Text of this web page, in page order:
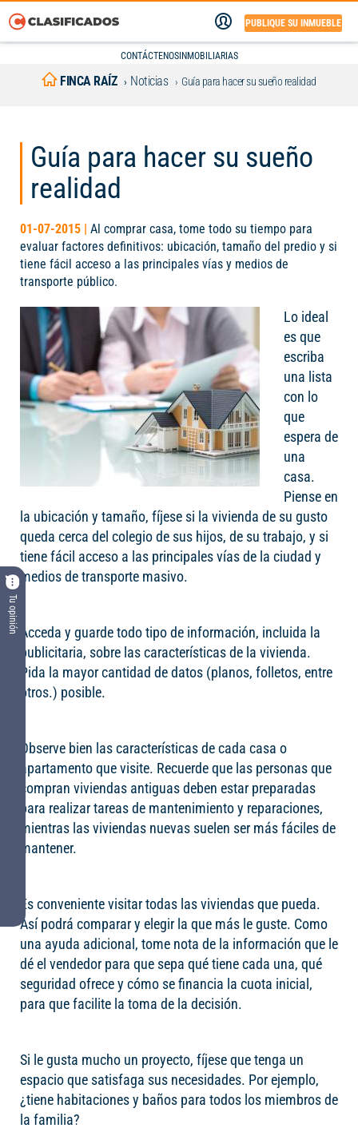
PUBLIQUE SU INMUEBLE
CONTÁCTENOSINMOBILIARIAS
FINCA RAÍZ Noticias Guía para hacer su sueño realidad
Guía para hacer su sueño
realidad
01-07-2015 | Al comprar casa, tome todo su tiempo para
evaluar factores definitivos: ubicación, tamaño del predio y si
tiene fácil acceso a las principales vías y medios de
transporte público.
Lo ideal
es que
escriba
una lista
con lo
que
espera de
una
casa.
Piense en
la ubicación y tamaño, fíjese si la vivienda de su gusto
queda cerca del colegio de sus hijos, de su trabajo, y si
tiene fácil acceso a las principales vías de la ciudad y
medios de transporte masivo.
Acceda y guarde todo tipo de información, incluida la
publicitaria, sobre las características de la vivienda.
Pida la mayor cantidad de datos (planos, folletos, entre
otros.) posible.
Observe bien las características de cada casa o
apartamento que visite. Recuerde que las personas que
compran viviendas antiguas deben estar preparadas
para realizar tareas de mantenimiento y reparaciones,
mientras las viviendas nuevas suelen ser más fáciles de
mantener.
Es conveniente visitar todas las viviendas que pueda.
Así podrá comparar y elegir la que más le guste. Como
una ayuda adicional, tome nota de la información que le
dé el vendedor para que sepa qué tiene cada una, qué
seguridad ofrece y cómo se financia la cuota inicial,
para que facilite la toma de la decisión.
Si le gusta mucho un proyecto, fíjese que tenga un
espacio que satisfaga sus necesidades. Por ejemplo,
¿tiene habitaciones y baños para todos los miembros de
la familia?
Tu opinión